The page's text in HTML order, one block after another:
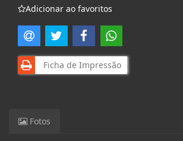
Adicionar ao favoritos
Ficha de Impressão
Fotos